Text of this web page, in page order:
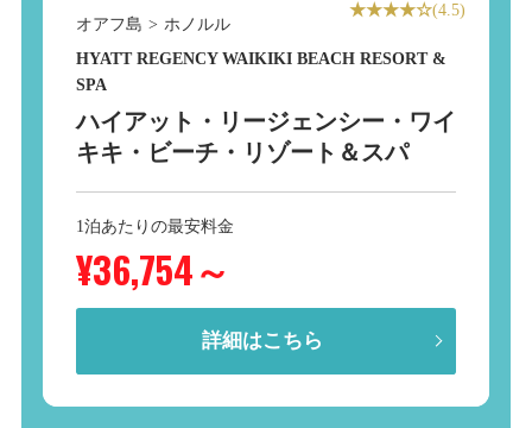
★★★★☆(4.5)
オアフ島 > ホノルル
HYATT REGENCY WAIKIKI BEACH RESORT &
SPA
ハイアット・リージェンシー・ワイ
キキ・ビーチ・リゾート＆スパ
1泊あたりの最安料金
¥36,754～
詳細はこちら